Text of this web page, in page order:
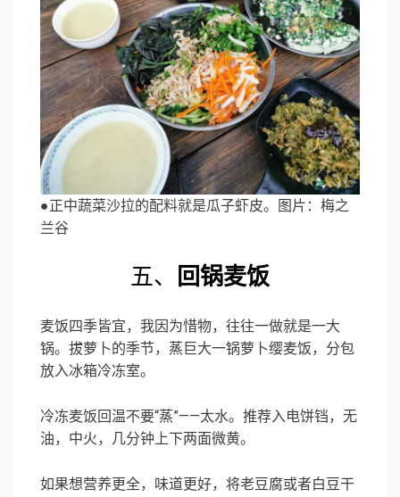
●正中蔬菜沙拉的配料就是瓜子虾皮。图片：梅之
兰谷
五、 回锅麦饭
麦饭四季皆宜，我因为惜物，往往一做就是一大
锅。拔萝卜的季节，蒸巨大一锅萝卜缨麦饭，分包
放入冰箱冷冻室。
冷冻麦饭回温不要“蒸”——太水。推荐入电饼铛，无
油，中火，几分钟上下两面微黄。
如果想营养更全，味道更好，将老豆腐或者白豆干